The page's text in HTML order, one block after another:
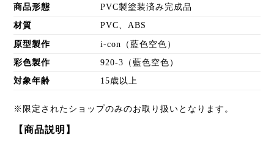
商品形態 PVC製塗装済み完成品
材質 PVC、ABS
原型製作 i-con（藍色空色）
彩色製作 920-3（藍色空色）
対象年齢 15歳以上
※限定されたショップのみのお取り扱いとなります。
【商品説明】